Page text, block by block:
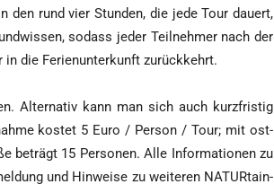
rund vier Stun­den, die jede Tour dau­ert,
sodass jeder Teil­neh­mer nach der
die Feri­en­un­ter­kunft zurückkehrt.
Alter­na­tiv kann man sich auch kurz­fris­tig
kos­tet 5 Euro / Per­son / Tour; mit ost­
beträgt 15 Per­so­nen. Alle Infor­ma­tio­nen zu
und Hin­wei­se zu wei­te­ren NATURtain­